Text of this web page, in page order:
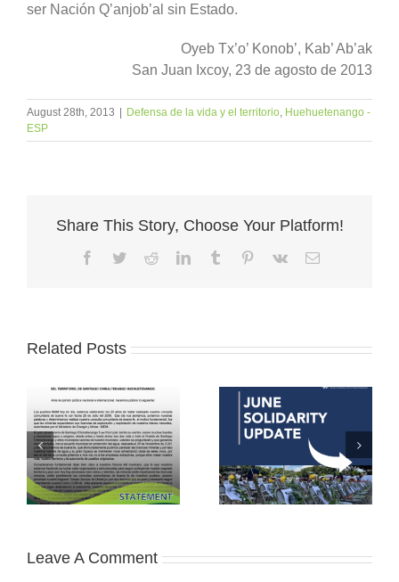
ser Nación Q’anjob’al sin Estado.
Oyeb Tx’o’ Konob’, Kab’ Ab’ak
San Juan Ixcoy, 23 de agosto de 2013
August 28th, 2013 Defensa de la vida y el territorio, Huehuetenango -
ESP
Share This Story, Choose Your Platform!
Facebook
TwitterRedditLinkedInTumblr Pinterest
Vk Email
Related Posts
Leave A Comment